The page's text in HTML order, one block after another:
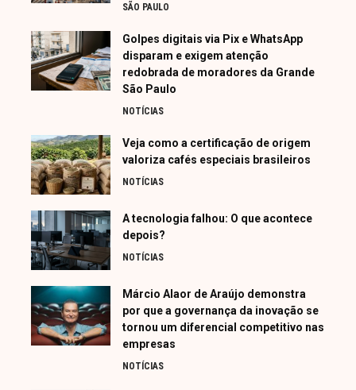
SÃO PAULO
Golpes digitais via Pix e WhatsApp
disparam e exigem atenção
redobrada de moradores da Grande
São Paulo
NOTÍCIAS
Veja como a certificação de origem
valoriza cafés especiais brasileiros
NOTÍCIAS
A tecnologia falhou: O que acontece
depois?
NOTÍCIAS
Márcio Alaor de Araújo demonstra
por que a governança da inovação se
tornou um diferencial competitivo nas
empresas
NOTÍCIAS